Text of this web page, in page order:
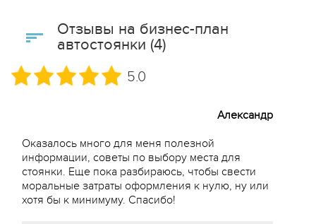
Отзывы на бизнес-план
автостоянки (4)
5.0
Александр
Оказалось много для меня полезной
информации, советы по выбору места для
стоянки. Еще пока разбираюсь, чтобы свести
моральные затраты оформления к нулю, ну или
хотя бы к минимуму. Спасибо!